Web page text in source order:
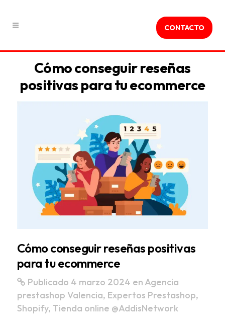
CONTACTO
Cómo conseguir reseñas
positivas para tu ecommerce
Cómo conseguir reseñas positivas
para tu ecommerce
Publicado 4 marzo 2024 en Agencia
prestashop Valencia, Expertos Prestashop,
Shopify, Tienda online @AddisNetwork